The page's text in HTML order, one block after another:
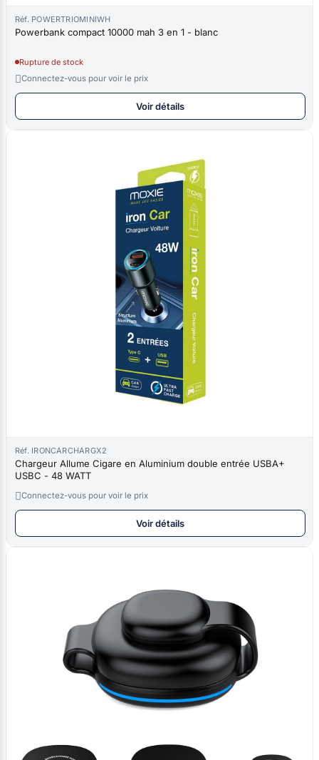
Réf. POWERTRIOMINIWH
Powerbank compact 10000 mah 3 en 1 - blanc
Rupture de stock
Connectez-vous pour voir le prix
Voir détails
Réf. IRONCARCHARGX2
Chargeur Allume Cigare en Aluminium double entrée USBA+
USBC - 48 WATT
Connectez-vous pour voir le prix
Voir détails